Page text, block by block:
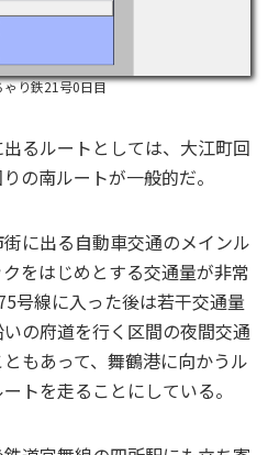
り鉄21号0日目
るルートとしては、大江町回
の南ルートが一般的だ。
に出る自動車交通のメインル
をはじめとする交通量が非常
号線に入った後は若干交通量
の府道を行く区間の夜間交通
もあって、舞鶴港に向かうル
トを走ることにしている。